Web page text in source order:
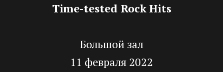
Time-tested Rock Hits
Большой зал
11 февраля 2022